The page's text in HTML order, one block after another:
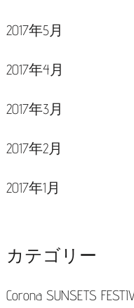
2017年5月
2017年4月
2017年3月
2017年2月
2017年1月
カテゴリー
Corona SUNSETS